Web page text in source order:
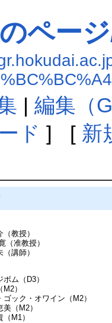
ペー
| 編集（
ド ] [ 新
清水池
飯澤
市場学とは…
過去の業績
教授）
准教授）
講師）
ム（D3）
）
ゴック・オワイン（M2）
（M2）
M1）